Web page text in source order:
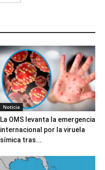
Noticia
La OMS levanta la emergencia
internacional por la viruela
símica tras...